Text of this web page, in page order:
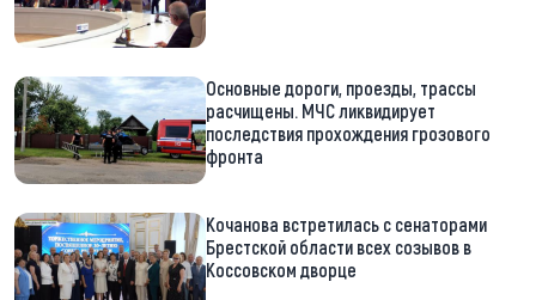
Основные дороги, проезды, трассы
расчищены. МЧС ликвидирует
последствия прохождения грозового
фронта
Кочанова встретилась с сенаторами
Брестской области всех созывов в
Коссовском дворце